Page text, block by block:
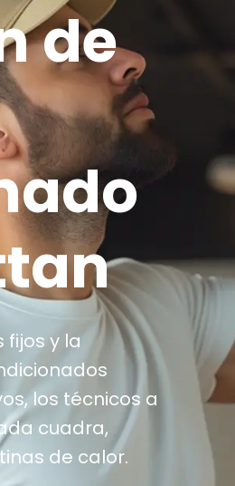
de
fijos y la
los técnicos a
cuadra,
de calor.